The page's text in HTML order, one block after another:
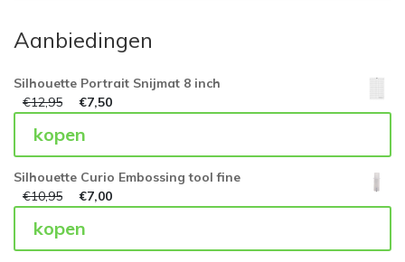
Aanbiedingen
Silhouette Portrait Snijmat 8 inch
€12,95 €7,50
kopen
Silhouette Curio Embossing tool fine
€10,95 €7,00
kopen